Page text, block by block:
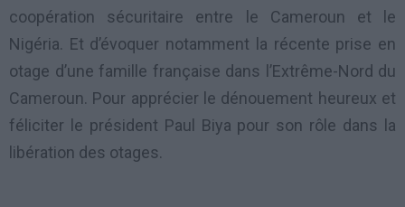
coopération sécuritaire entre le Cameroun et le
Nigéria. Et d’évoquer notamment la récente prise en
otage d’une famille française dans l’Extrême-Nord du
Cameroun. Pour apprécier le dénouement heureux et
féliciter le président Paul Biya pour son rôle dans la
libération des otages.